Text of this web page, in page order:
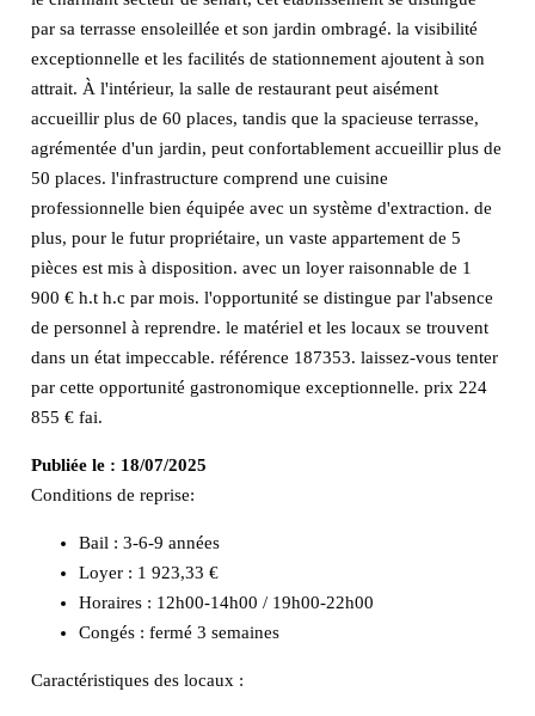
par sa terrasse ensoleillée et son jardin ombragé. la visibilité
exceptionnelle et les facilités de stationnement ajoutent à son
attrait. À l'intérieur, la salle de restaurant peut aisément
accueillir plus de 60 places, tandis que la spacieuse terrasse,
agrémentée d'un jardin, peut confortablement accueillir plus de
50 places. l'infrastructure comprend une cuisine
professionnelle bien équipée avec un système d'extraction. de
plus, pour le futur propriétaire, un vaste appartement de 5
pièces est mis à disposition. avec un loyer raisonnable de 1
900 € h.t h.c par mois. l'opportunité se distingue par l'absence
de personnel à reprendre. le matériel et les locaux se trouvent
dans un état impeccable. référence 187353. laissez-vous tenter
par cette opportunité gastronomique exceptionnelle. prix 224
855 € fai.
Publiée le : 18/07/2025
Conditions de reprise:
Bail : 3-6-9 années
Loyer : 1 923,33 €
Horaires : 12h00-14h00 / 19h00-22h00
Congés : fermé 3 semaines
Caractéristiques des locaux :